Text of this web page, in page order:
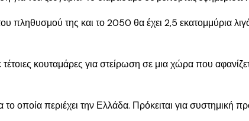
πληθυσμού της και το 2050 θα έχει 2,5 εκατομμύρια
κουταμάρες για στείρωση σε μια χώρα που
οποία περιέχει την Ελλάδα. Πρόκειται για συστημική